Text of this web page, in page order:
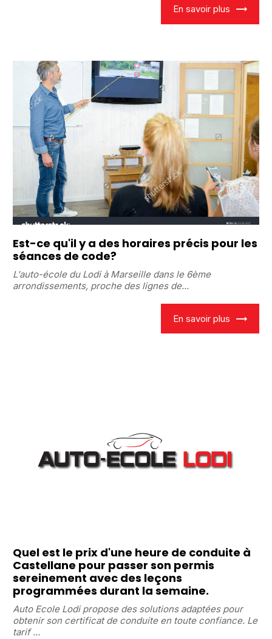
En savoir plus
Est-ce qu'il y a des horaires précis pour les
séances de code?
L'auto-école du Lodi à Marseille dans le 6ème
arrondissements, proche des lignes de...
En savoir plus
Quel est le prix d'une heure de conduite à
Castellane pour passer son permis
sereinement avec des leçons
programmées durant la semaine.
Auto Ecole Lodi propose des solutions adaptées pour
obtenir son certificat de conduite en toute confiance. Le
tarif ...